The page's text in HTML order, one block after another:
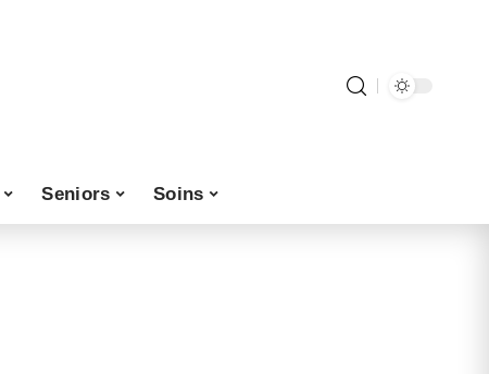
Seniors Soins